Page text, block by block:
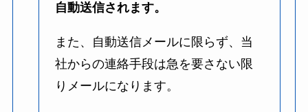
自動送信されます。
また、自動送信メールに限らず、当
社からの連絡手段は急を要さない限
りメールになります。